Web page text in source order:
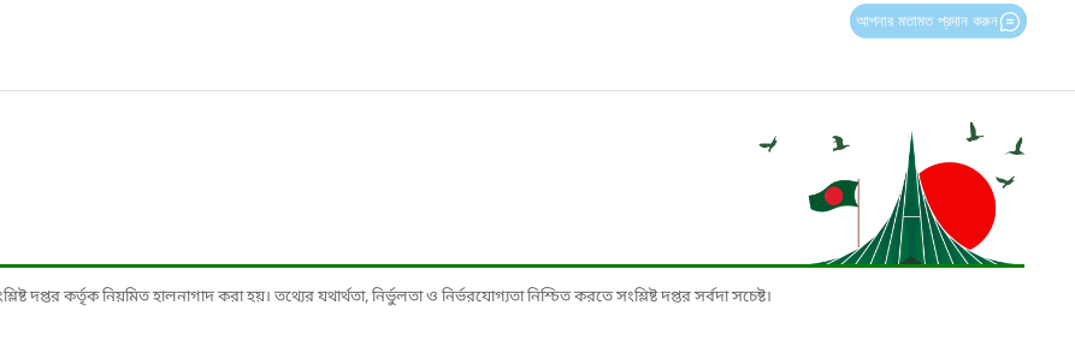
আপনার মতামত প্রদান করুন
দপ্তর কর্তৃক নিয়মিত হালনাগাদ করা হয়। তথ্যের যথার্থতা, নির্ভুলতা ও নির্ভরযোগ্যতা নিশ্চিত করতে সংশ্লিষ্ট দপ্তর সর্বদা সচেষ্ট।